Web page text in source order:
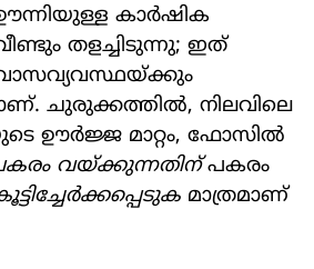
കാർഷിക
തളച്ചിടുന്നു; ഇത്
ചുരുക്കത്തിൽ, നിലവിലെ
ഊർജ്ജ മാറ്റം, ഫോസിൽ
വയ്ക്കുന്നതിന്പകരം
മാത്രമാണ്